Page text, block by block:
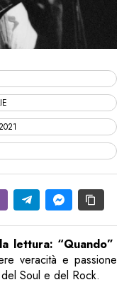
lettura: “Quando”
veracità e passione
Soul e del Rock.